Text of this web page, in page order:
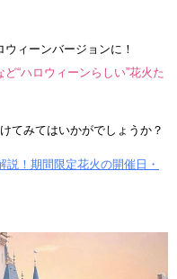
ィーンバージョンに！
“ハロウィーンらしい”花火た
てみてはいかがでしょうか？
説！期間限定花火の開催日・